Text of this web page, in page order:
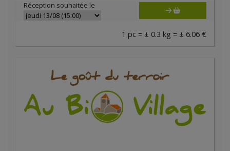
Réception souhaitée le
1 pc = ± 0.3 kg = ± 6.06 €